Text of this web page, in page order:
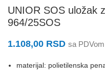
UNIOR SOS uložak
964/25SOS
1.108,00 RSD sa PDVom
materijal: polietilenska